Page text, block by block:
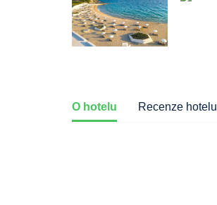
O hotelu Recenze hotelu